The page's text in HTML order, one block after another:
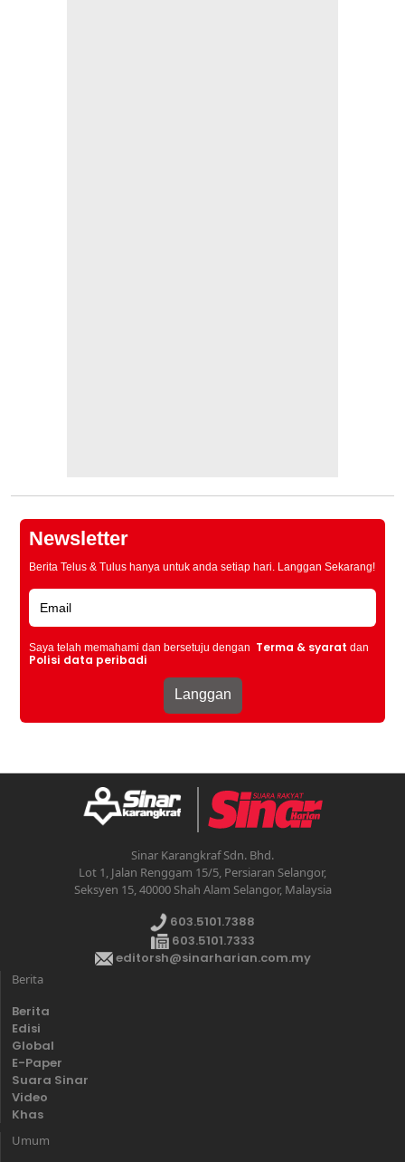
Newsletter
Berita Telus & Tulus hanya untuk anda setiap hari. Langgan Sekarang!
Saya telah memahami dan bersetuju dengan Terma & syarat dan
Polisi data peribadi
Sinar Karangkraf Sdn. Bhd.
Lot 1, Jalan Renggam 15/5, Persiaran Selangor,
Seksyen 15, 40000 Shah Alam Selangor, Malaysia
603.5101.7388
603.5101.7333
editorsh@sinarharian.com.my
Berita
Berita
Edisi
Global
E-Paper
Suara Sinar
Video
Khas
Umum